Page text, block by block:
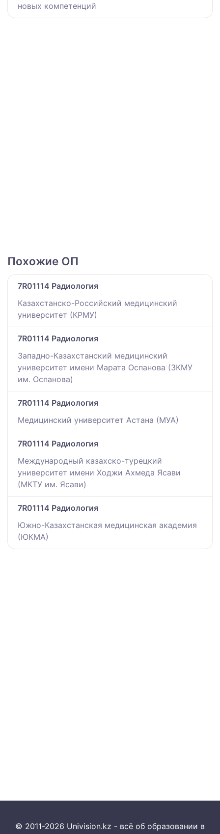
новых компетенций
Похожие ОП
7R01114 Радиология
Казахстанско-Российский медицинский
университет (КРМУ)
7R01114 Радиология
Западно-Казахстанский медицинский
университет имени Марата Оспанова (ЗКМУ
им. Оспанова)
7R01114 Радиология
Медицинский университет Астана (МУА)
7R01114 Радиология
Международный казахско-турецкий
университет имени Ходжи Ахмеда Ясави
(МКТУ им. Ясави)
7R01114 Радиология
Южно-Казахстанская медицинская академия
(ЮКМА)
© 2011-2026 Univision.kz - всё об образовании в